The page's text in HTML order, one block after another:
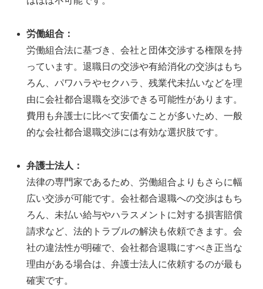
労働組合：
労働組合法に基づき、会社と団体交渉する権限を持
っています。退職日の交渉や有給消化の交渉はもち
ろん、パワハラやセクハラ、残業代未払いなどを理
由に会社都合退職を交渉できる可能性があります。
費用も弁護士に比べて安価なことが多いため、一般
的な会社都合退職交渉には有効な選択肢です。
弁護士法人：
法律の専門家であるため、労働組合よりもさらに幅
広い交渉が可能です。会社都合退職への交渉はもち
ろん、未払い給与やハラスメントに対する損害賠償
請求など、法的トラブルの解決も依頼できます。会
社の違法性が明確で、会社都合退職にすべき正当な
理由がある場合は、弁護士法人に依頼するのが最も
確実です。